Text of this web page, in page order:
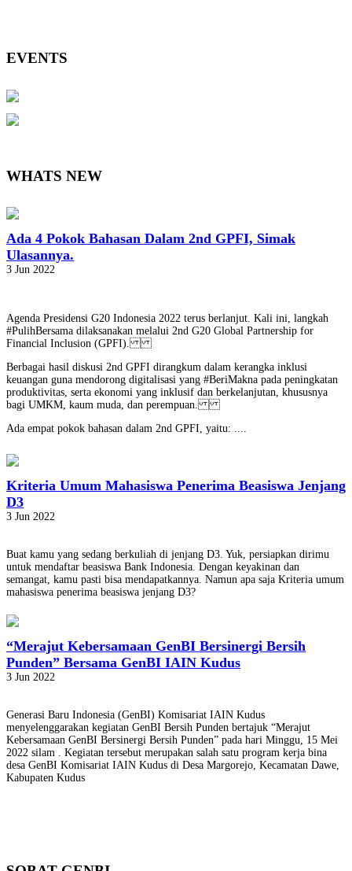
EVENTS
WHATS NEW
Ada 4 Pokok Bahasan Dalam 2nd GPFI, Simak
Ulasannya.
3 Jun 2022
Agenda Presidensi G20 Indonesia 2022 terus berlanjut. Kali ini, langkah
#PulihBersama dilaksanakan melalui 2nd G20 Global Partnership for
Financial Inclusion (GPFI).
Berbagai hasil diskusi 2nd GPFI dirangkum dalam kerangka inklusi
keuangan guna mendorong digitalisasi yang #BeriMakna pada peningkatan
produktivitas, serta ekonomi yang inklusif dan berkelanjutan, khususnya
bagi UMKM, kaum muda, dan perempuan.
Ada empat pokok bahasan dalam 2nd GPFI, yaitu: ....
Kriteria Umum Mahasiswa Penerima Beasiswa Jenjang
D3
3 Jun 2022
Buat kamu yang sedang berkuliah di jenjang D3. Yuk, persiapkan dirimu
untuk mendaftar beasiswa Bank Indonesia. Dengan keyakinan dan
semangat, kamu pasti bisa mendapatkannya. Namun apa saja Kriteria umum
mahasiswa penerima beasiswa jenjang D3?
“Merajut Kebersamaan GenBI Bersinergi Bersih
Punden” Bersama GenBI IAIN Kudus
3 Jun 2022
Generasi Baru Indonesia (GenBI) Komisariat IAIN Kudus
menyelenggarakan kegiatan GenBI Bersih Punden bertajuk “Merajut
Kebersamaan GenBI Bersinergi Bersih Punden” pada hari Minggu, 15 Mei
2022 silam . Kegiatan tersebut merupakan salah satu program kerja bina
desa GenBI Komisariat IAIN Kudus di Desa Margorejo, Kecamatan Dawe,
Kabupaten Kudus